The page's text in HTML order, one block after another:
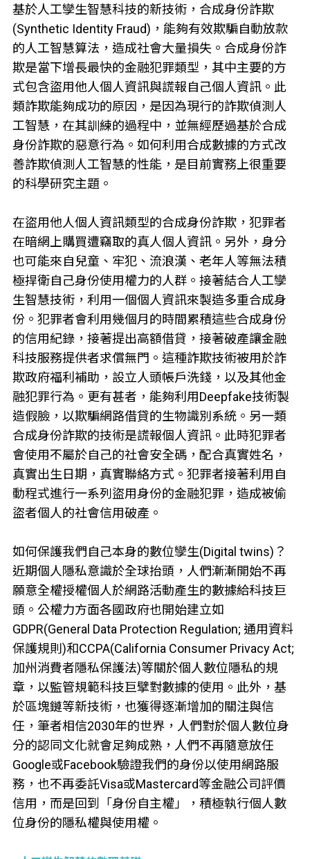
基於人工孿生智慧科技的新技術，合成身份詐欺
(Synthetic Identity Fraud)，能夠有效欺騙自動放款
的人工智慧算法，造成社會大量損失。合成身份詐
欺是當下增長最快的金融犯罪類型，其中主要的方
式包含盜用他人個人資訊與謊報自己個人資訊。此
類詐欺能夠成功的原因，是因為現行的詐欺偵測人
工智慧，在其訓練的過程中，並無經歷過基於合成
身份詐欺的惡意行為。如何利用合成數據的方式改
善詐欺偵測人工智慧的性能，是目前實務上很重要
的科學研究主題。
在盜用他人個人資訊類型的合成身份詐欺，犯罪者
在暗網上購買遭竊取的真人個人資訊。另外，身分
也可能來自兒童、牢犯、流浪漢、老年人等無法積
極捍衛自己身份使用權力的人群。接著結合人工孿
生智慧技術，利用一個個人資訊來製造多重合成身
份。犯罪者會利用幾個月的時間累積這些合成身份
的信用紀錄，接著提出高額借貸，接著破產讓金融
科技服務提供者求償無門。這種詐欺技術被用於詐
欺政府福利補助，設立人頭帳戶洗錢，以及其他金
融犯罪行為。更有甚者，能夠利用Deepfake技術製
造假臉，以欺騙網路借貸的生物識別系統。另一類
合成身份詐欺的技術是謊報個人資訊。此時犯罪者
會使用不屬於自己的社會安全碼，配合真實姓名，
真實出生日期，真實聯絡方式。犯罪者接著利用自
動程式進行一系列盜用身份的金融犯罪，造成被偷
盜者個人的社會信用破產。
如何保護我們自己本身的數位孿生(Digital twins)？
近期個人隱私意識於全球抬頭，人們漸漸開始不再
願意全權授權個人於網路活動產生的數據給科技巨
頭。公權力方面各國政府也開始建立如
GDPR(General Data Protection Regulation; 通用資料
保護規則)和CCPA(California Consumer Privacy Act;
加州消費者隱私保護法)等關於個人數位隱私的規
章，以監管規範科技巨擘對數據的使用。此外，基
於區塊鏈等新技術，也獲得逐漸增加的關注與信
任，筆者相信2030年的世界，人們對於個人數位身
分的認同文化就會足夠成熟，人們不再隨意放任
Google或Facebook驗證我們的身份以使用網路服
務，也不再委託Visa或Mastercard等金融公司評價
信用，而是回到「身份自主權」，積極執行個人數
位身份的隱私權與使用權。